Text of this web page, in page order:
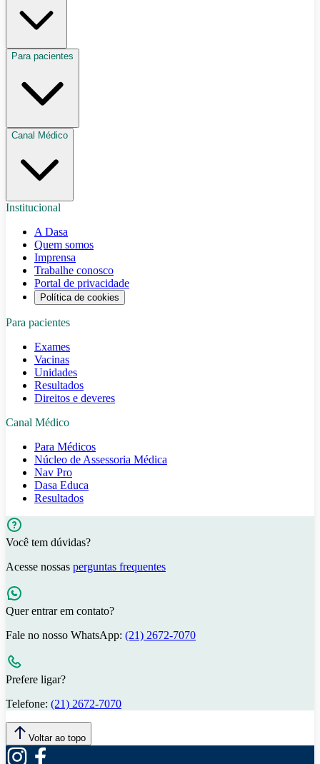
Para pacientes
Canal Médico
Institucional
A Dasa
Quem somos
Imprensa
Trabalhe conosco
Portal de privacidade
Política de cookies
Para pacientes
Exames
Vacinas
Unidades
Resultados
Direitos e deveres
Canal Médico
Para Médicos
Núcleo de Assessoria Médica
Nav Pro
Dasa Educa
Resultados
Você tem dúvidas?
Acesse nossas perguntas frequentes
Quer entrar em contato?
Fale no nosso WhatsApp: (21) 2672-7070
Prefere ligar?
Telefone: (21) 2672-7070
Voltar ao topo